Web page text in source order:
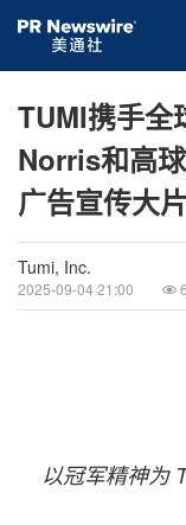
TUMI携手全
Norris和高
广告宣传大
Tumi, Inc.
2025-09-04 21:00
以冠军精神为